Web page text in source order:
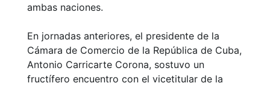
ambas naciones.
En jornadas anteriores, el presidente de la
Cámara de Comercio de la República de Cuba,
Antonio Carricarte Corona, sostuvo un
fructífero encuentro con el vicetitular de la